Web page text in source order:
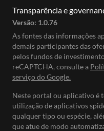
Transparência e
Versão: 1.0.76
As fontes das informações
demais participantes das
pelos fundos de
reCAPTCHA, consulte a
serviço do Google.
Neste portal ou aplicativo é
utilização de aplicativos
qualquer tipo ou espécie,
que atue de modo